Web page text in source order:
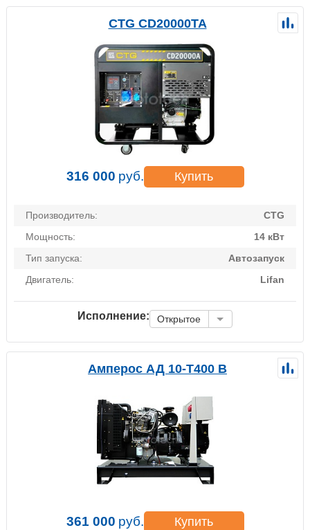
CTG CD20000TA
316 000 руб. Купить
Производитель:
CTG
Мощность:
14 кВт
Тип запуска:
Автозапуск
Двигатель:
Lifan
Исполнение: Открытое
Амперос АД 10-Т400 B
361 000 руб. Купить